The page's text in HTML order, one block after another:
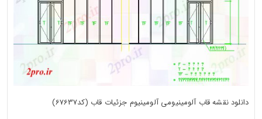
دانلود نقشه قاب آلومینیومی آلومینیوم جزئیات قاب (کد67637)